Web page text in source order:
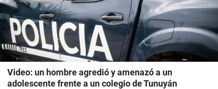
Video: un hombre agredió y amenazó a un
adolescente frente a un colegio de Tunuyán